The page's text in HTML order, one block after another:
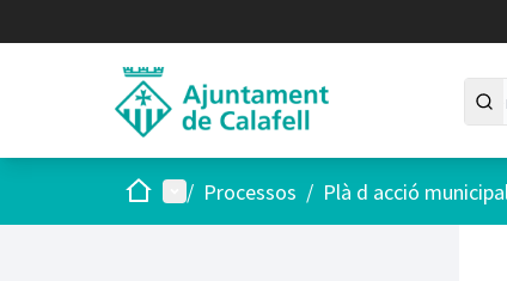
Inici Menú principal
/ Processos / Plà d acció